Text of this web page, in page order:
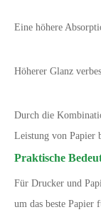
Eine höhere
Höherer Glanz
Durch die
Leistung von Papier
Praktische
Für Drucker und
um das beste Papier